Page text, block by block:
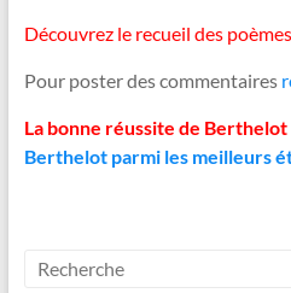
Découvrez le recueil des
Pour poster des commentaires
La bonne réussite de Berthelot
Berthelot parmi les meilleurs